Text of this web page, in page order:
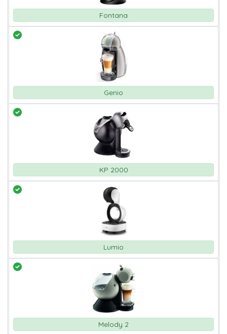
Fontana
Genio
KP 2000
Lumio
Melody 2